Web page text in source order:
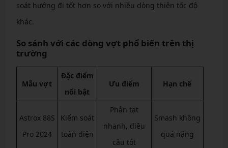
soát hướng đi tốt hơn so với nhiều dòng thiên tốc độ
khác.
So sánh với các dòng vợt phổ biến trên thị
trường
Mẫu vợt
Đặc điểm
nổi bật
Ưu điểm Hạn chế
Astrox 88S
Pro 2024
Kiểm soát
toàn diện
Phản tạt
nhanh, điều
cầu tốt
Smash không
quá nặng